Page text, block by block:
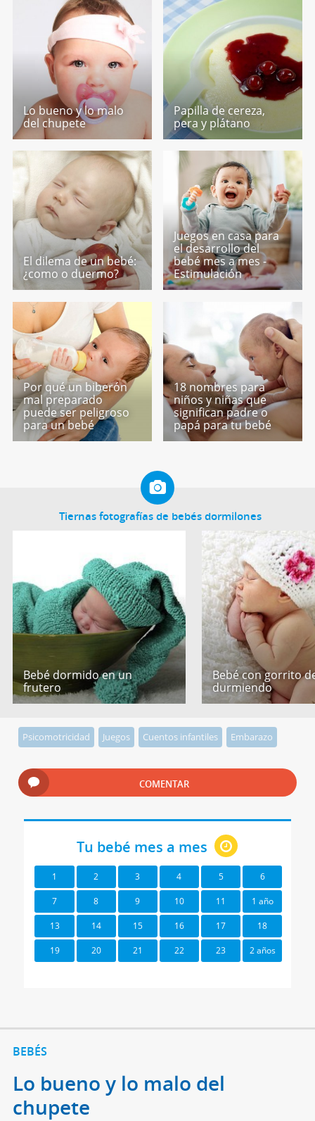
Lo bueno y lo malo
del chupete
Papilla de cereza,
pera y plátano
El dilema de un bebé:
¿como o duermo?
Juegos en casa para
el desarrollo del
bebé mes a mes -
Estimulación
Por qué un biberón
mal preparado
puede ser peligroso
para un bebé
18 nombres para
niños y niñas que
significan padre o
papá para tu bebé
Tiernas fotografías de bebés dormilones
Bebé dormido en un
frutero
Bebé con gorrito
durmiendo
Psicomotricidad Juegos Cuentos infantiles Embarazo
COMENTAR
Tu bebé mes a mes
1 2 3 4 5 6
7 8 9 10 11 1 año
13 14 15 16 17 18
19 20 21 22 23 2 años
BEBÉS
Lo bueno y lo malo del
chupete